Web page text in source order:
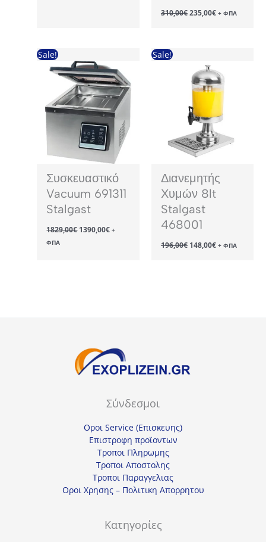
310,00€Original
price
235,00€Η+ ΦΠΑ
Sale!
Συσκευαστικό
Vacuum 691311
Stalgast
1829,00€ Original
price
1390,00€Η+
ΦΠΑ
Sale!
Διανεμητής
Χυμών 8lt
Stalgast
468001
196,00€ Original
price
148,00€Η+ ΦΠΑ
Σύνδεσμοι
Οροι Service (Επισκευης)
Επιστροφη προϊοντων
Τροποι Πληρωμης
Τροποι Αποστολης
Τροποι Παραγγελιας
Οροι Χρησης – Πολιτικη Απορρητου
Κατηγορίες